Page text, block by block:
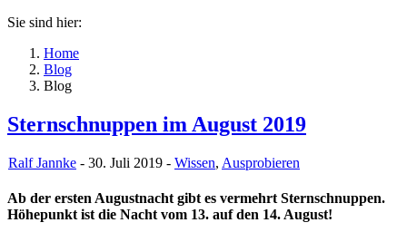
Sie sind hier:
Home
Blog
Blog
Sternschnuppen im August 2019
Ralf Jannke - 30. Juli 2019 - Wissen, Ausprobieren
Ab der ersten Augustnacht gibt es vermehrt Sternschnuppen.
Höhepunkt ist die Nacht vom 13. auf den 14. August!